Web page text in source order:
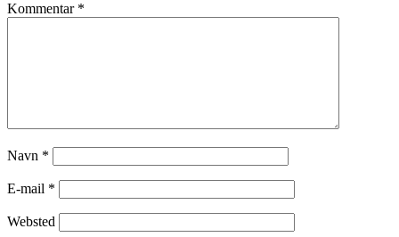
Kommentar *
Navn *
E-mail *
Websted